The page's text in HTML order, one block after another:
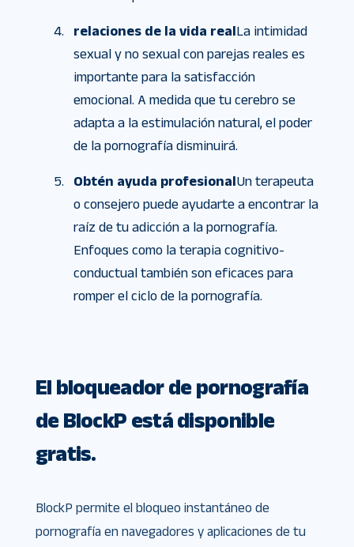
relaciones de la vida realLa intimidad
sexual y no sexual con parejas reales es
importante para la satisfacción
emocional. A medida que tu cerebro se
adapta a la estimulación natural, el poder
de la pornografía disminuirá.
Obtén ayuda profesionalUn terapeuta
o consejero puede ayudarte a encontrar la
raíz de tu adicción a la pornografía.
Enfoques como la terapia cognitivo-
conductual también son eficaces para
romper el ciclo de la pornografía.
El bloqueador de pornografía
de BlockP está disponible
gratis.
BlockP permite el bloqueo instantáneo de
pornografía en navegadores y aplicaciones de tu